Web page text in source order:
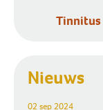
Tinnitus
Nieuws
02 sep 2024